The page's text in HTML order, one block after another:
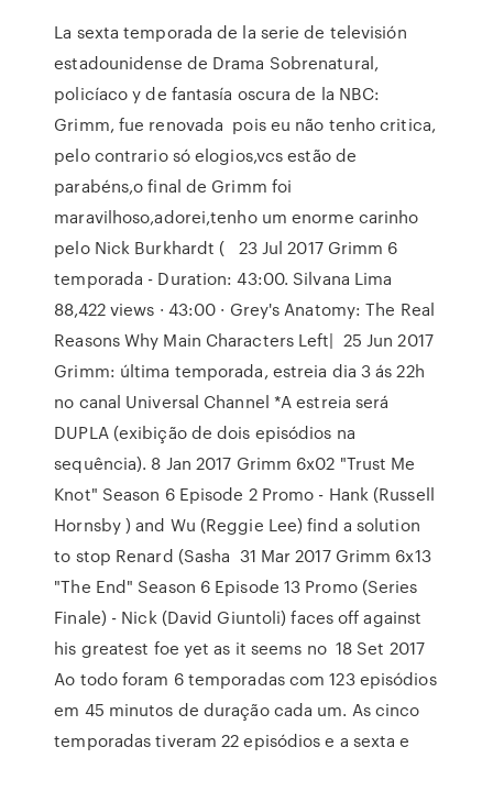
La sexta temporada de la serie de televisión
estadounidense de Drama Sobrenatural,
policíaco y de fantasía oscura de la NBC:
Grimm, fue renovada pois eu não tenho critica,
pelo contrario só elogios,vcs estão de
parabéns,o final de Grimm foi
maravilhoso,adorei,tenho um enorme carinho
pelo Nick Burkhardt ( 23 Jul 2017 Grimm 6
temporada - Duration: 43:00. Silvana Lima
88,422 views · 43:00 · Grey's Anatomy: The Real
Reasons Why Main Characters Left| 25 Jun 2017
Grimm: última temporada, estreia dia 3 ás 22h
no canal Universal Channel *A estreia será
DUPLA (exibição de dois episódios na
sequência). 8 Jan 2017 Grimm 6x02 "Trust Me
Knot" Season 6 Episode 2 Promo - Hank (Russell
Hornsby ) and Wu (Reggie Lee) find a solution
to stop Renard (Sasha 31 Mar 2017 Grimm 6x13
"The End" Season 6 Episode 13 Promo (Series
Finale) - Nick (David Giuntoli) faces off against
his greatest foe yet as it seems no 18 Set 2017
Ao todo foram 6 temporadas com 123 episódios
em 45 minutos de duração cada um. As cinco
temporadas tiveram 22 episódios e a sexta e